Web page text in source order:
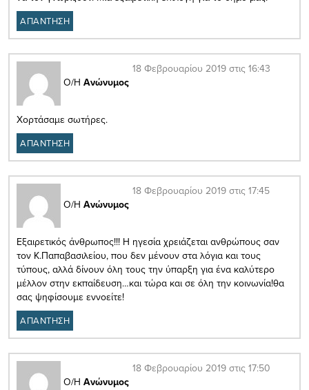
ΑΠΑΝΤΗΣΗ
Ο/Η Ανώνυμος
18 Φεβρουαρίου 2019 στις 16:43
Χορτάσαμε σωτήρες.
ΑΠΑΝΤΗΣΗ
Ο/Η Ανώνυμος
18 Φεβρουαρίου 2019 στις 17:45
Εξαιρετικός άνθρωπος!!! Η ηγεσία χρειάζεται ανθρώπους σαν
τον Κ.Παπαβασιλείου, που δεν μένουν στα λόγια και τους
τύπους, αλλά δίνουν όλη τους την ύπαρξη για ένα καλύτερο
μέλλον στην εκπαίδευση…και τώρα και σε όλη την κοινωνία!θα
σας ψηφίσουμε εννοείτε!
ΑΠΑΝΤΗΣΗ
Ο/Η Ανώνυμος
18 Φεβρουαρίου 2019 στις 17:50